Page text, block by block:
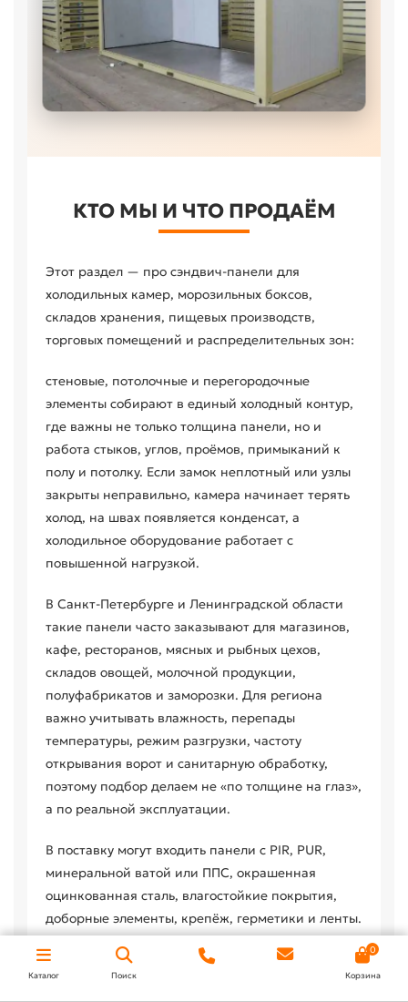
КТО МЫ И ЧТО ПРОДАЁМ
Этот раздел — про сэндвич-панели для
холодильных камер, морозильных боксов,
складов хранения, пищевых производств,
торговых помещений и распределительных зон:
стеновые, потолочные и перегородочные
элементы собирают в единый холодный контур,
где важны не только толщина панели, но и
работа стыков, углов, проёмов, примыканий к
полу и потолку. Если замок неплотный или узлы
закрыты неправильно, камера начинает терять
холод, на швах появляется конденсат, а
холодильное оборудование работает с
повышенной нагрузкой.
В Санкт-Петербурге и Ленинградской области
такие панели часто заказывают для магазинов,
кафе, ресторанов, мясных и рыбных цехов,
складов овощей, молочной продукции,
полуфабрикатов и заморозки. Для региона
важно учитывать влажность, перепады
температуры, режим разгрузки, частоту
открывания ворот и санитарную обработку,
поэтому подбор делаем не «по толщине на глаз»,
а по реальной эксплуатации.
В поставку могут входить панели с PIR, PUR,
минеральной ватой или ППС, окрашенная
оцинкованная сталь, влагостойкие покрытия,
доборные элементы, крепёж, герметики и ленты.
Под пищевые зоны чаще выбирают гладкие
моющиеся поверхности, светлые оттенки RAL и
Каталог Поиск
0
Корзина